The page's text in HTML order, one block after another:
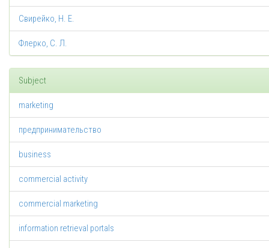
Свирейко, Н. Е.
Флерко, С. Л.
Subject
marketing
предпринимательство
business
commercial activity
commercial marketing
information retrieval portals